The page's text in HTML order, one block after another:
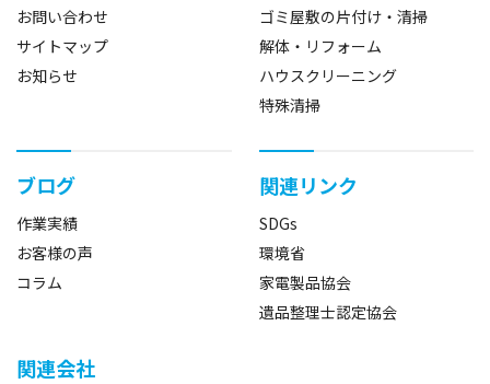
お問い合わせ
サイトマップ
お知らせ
ゴミ屋敷の片付け・清掃
解体・リフォーム
ハウスクリーニング
特殊清掃
ブログ
作業実績
お客様の声
コラム
関連リンク
SDGs
環境省
家電製品協会
遺品整理士認定協会
関連会社